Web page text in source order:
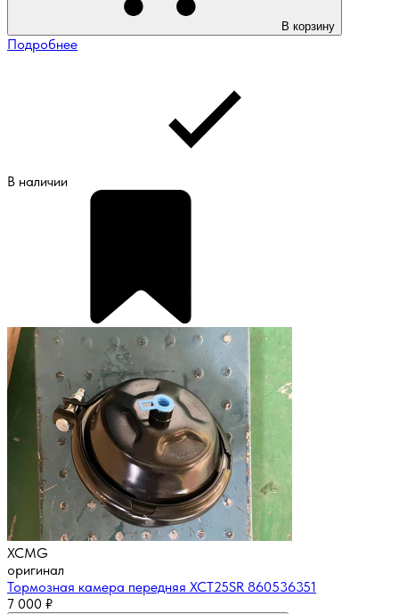
В корзину
Подробнее
В наличии
XCMG
оригинал
Тормозная камера передняя XCT25SR 860536351
7 000 ₽